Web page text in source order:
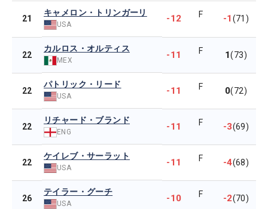
21
キャメロン・トリンガーリ
USA
-12 F -1(71)
22
カルロス・オルティス
MEX -11 F 1(73)
22
パトリック・リード
USA -11 F 0(72)
22
リチャード・ブランド
ENG -11 F -3(69)
22
ケイレブ・サーラット
USA -11 F -4(68)
26
テイラー・グーチ
USA -10 F -2(70)